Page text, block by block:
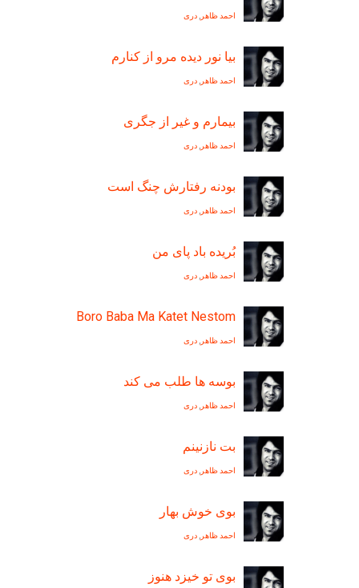
احمد ظاهر دری
بیا نور دیده مرو از کنارم
احمد ظاهر دری
بیمارم و غیر از جگری
احمد ظاهر دری
بودنه رفتارش چنگ است
احمد ظاهر دری
بُريده باد پای من
احمد ظاهر دری
Boro Baba Ma Katet Nestom
احمد ظاهر دری
بوسه ها طلب می کند
احمد ظاهر دری
بت نازنينم
احمد ظاهر دری
بوى خوش بهار
احمد ظاهر دری
بوی تو خيزد هنوز